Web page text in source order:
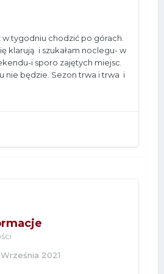
tygodniu chodzić po górach.
klarują i szukałam noclegu- w
i sporo zajętych miejsc.
nie będzie. Sezon trwa i trwa i
Września 2021